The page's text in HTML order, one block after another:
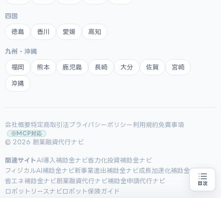
目次
創業融資の代行をお探しの方
専門家に無料相談する
四国
徳島 香川 愛媛 高知
九州・沖縄
福岡 熊本 鹿児島 長崎 大分 佐賀 宮崎
沖縄
会社概要特定商取引法プライバシーポリシー 利用規約免責事項
MCP対応
© 2026 創業融資代行ナビ
関連サイト AI導入補助金ナビ省力化投資補助金ナビ
フィジカルAI補助金ナビ新事業進出補助金ナビ成長加速化補助金ナビ
省エネ補助金ナビ創業融資代行ナビ補助金申請代行ナビ
ロボットリースナビ ロボット保険ガイド